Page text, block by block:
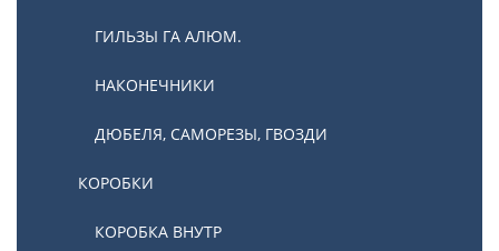
ГИЛЬЗЫ ГА АЛЮМ.
НАКОНЕЧНИКИ
ДЮБЕЛЯ, САМОРЕЗЫ, ГВОЗДИ
КОРОБКИ
КОРОБКА ВНУТР